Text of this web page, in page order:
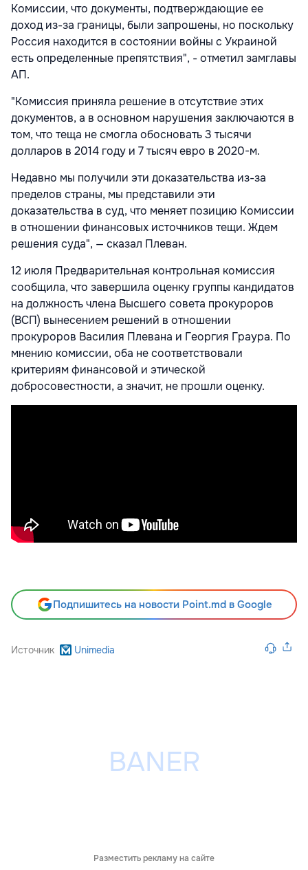
Комиссии, что документы, подтверждающие ее
доход из-за границы, были запрошены, но поскольку
Россия находится в состоянии войны с Украиной
есть определенные препятствия", - отметил замглавы
АП.
"Комиссия приняла решение в отсутствие этих
документов, а в основном нарушения заключаются в
том, что теща не смогла обосновать 3 тысячи
долларов в 2014 году и 7 тысяч евро в 2020-м.
Недавно мы получили эти доказательства из-за
пределов страны, мы представили эти
доказательства в суд, что меняет позицию Комиссии
в отношении финансовых источников тещи. Ждем
решения суда", — сказал Плеван.
12 июля Предварительная контрольная комиссия
сообщила, что завершила оценку группы кандидатов
на должность члена Высшего совета прокуроров
(ВСП) вынесением решений в отношении
прокуроров Василия Плевана и Георгия Граура. По
мнению комиссии, оба не соответствовали
критериям финансовой и этической
добросовестности, а значит, не прошли оценку.
Подпишитесь на новости Point.md в Google
Источник Unimedia
Разместить рекламу на сайте